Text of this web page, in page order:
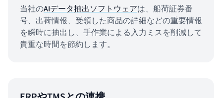
当社のAIデータ抽出ソフトウェアは、船荷証券番
号、出荷情報、受領した商品の詳細などの重要情報
を瞬時に抽出し、手作業による入力ミスを削減して
貴重な時間を節約します。